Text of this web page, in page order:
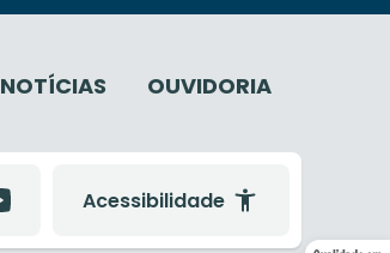
NOTÍCIAS OUVIDORIA
Acessibilidade